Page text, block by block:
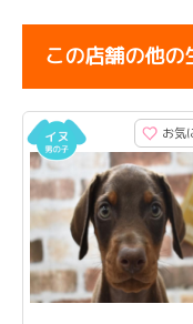
この店舗の他の
お気